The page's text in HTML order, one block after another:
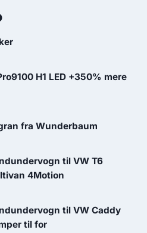
H1 LED +350% mere
fra Wunderbaum
til VW T6
4Motion
til VW Caddy
til for